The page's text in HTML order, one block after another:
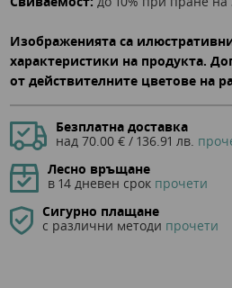
Изображенията са
характеристики на продукта.
от действителните цветове на
Безплатна доставка
над 70.00 € / 136.91 лв.
Лесно връщане
в 14 дневен срок прочети
Сигурно плащане
с различни методи прочети